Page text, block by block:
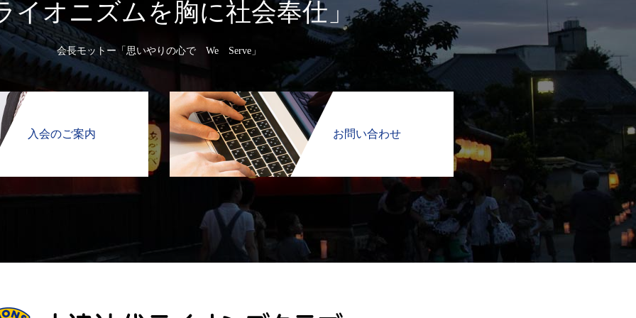
イオニズムを胸に社会奉仕」
会長モットー「思いやりの心で We Serve」
入会のご案内 お問い合わせ